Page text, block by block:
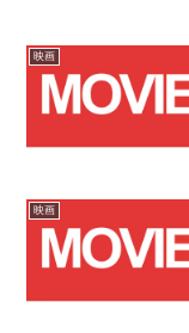
映画
映画